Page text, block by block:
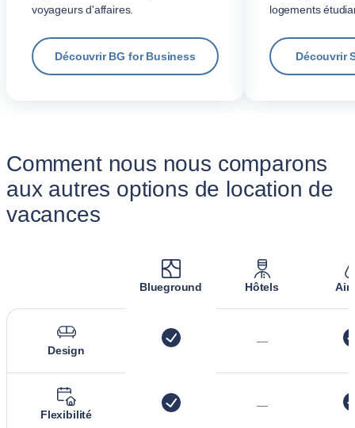
voyageurs d'affaires.
Découvrir BG for Business
logements
Découvrir
Comment nous nous comparons
aux autres options de location de
vacances
Blueground Hôtels
Design
—
Flexibilité
—